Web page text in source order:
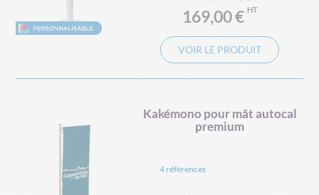
169,00 €
VOIR LE PRODUIT
Kakémono pour mât autocal
premium
4 références